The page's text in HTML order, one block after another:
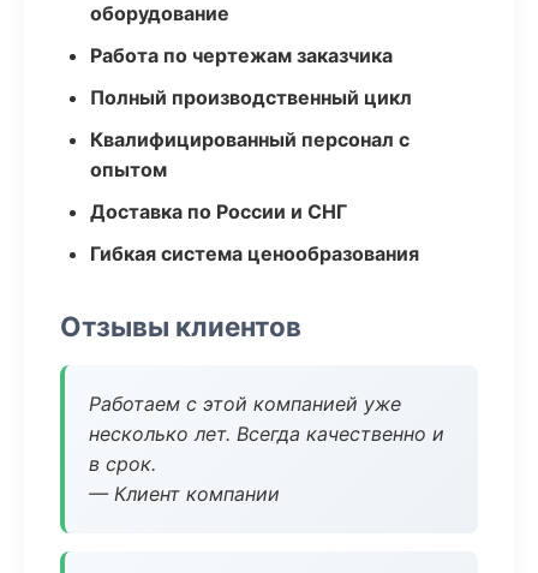
оборудование
Работа по чертежам заказчика
Полный производственный цикл
Квалифицированный персонал с
опытом
Доставка по России и СНГ
Гибкая система ценообразования
Отзывы клиентов
Работаем с этой компанией уже
несколько лет. Всегда качественно и
в срок.
— Клиент компании